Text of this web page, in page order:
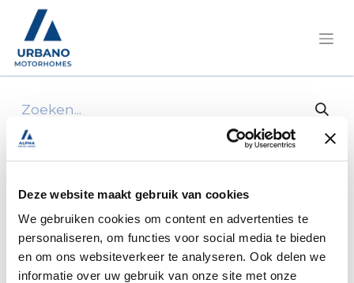
Deze website maakt gebruik van cookies
We gebruiken cookies om content en advertenties te
personaliseren, om functies voor social media te bieden
en om ons websiteverkeer te analyseren. Ook delen we
informatie over uw gebruik van onze site met onze
Alle producten Achterbumper wit-zw